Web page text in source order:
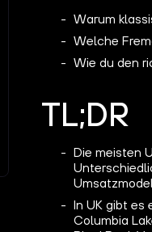
Warum
Welche
Wie du den
TL;DR
Die meisten
In UK gibt es
Columbia